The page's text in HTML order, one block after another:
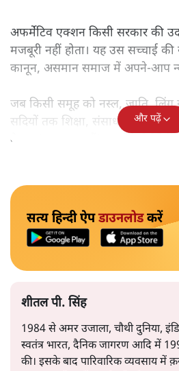
अफर्मेटिव एक्शन किसी सरकार की
मजबूरी नहीं होता। यह उस सच्चाई
कानून, असमान समाज में अपने-आप
जब किसी समूह को नस्ल, जाति,
सदियों तक शिक्षा, संसाधनों और
केवल ‘सब बराबर हैं’ कह देने से स्थिति
और पढ़ें
सत्य हिन्दी ऐपडाउनलोडकरें
शीतल पी. सिंह
1984 से अमर उजाला, चौथी दुनिया,
स्वतंत्र भारत, दैनिक जागरण आदि में
की। इसके बाद पारिवारिक व्यवसाय में